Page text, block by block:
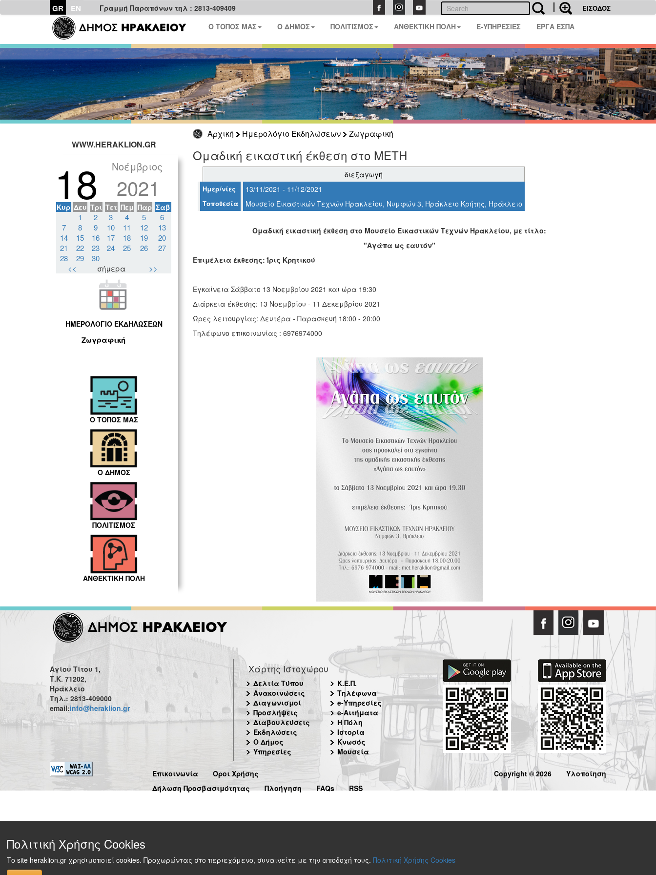
GR EN Γραμμή Παραπόνων τηλ : 2813-409409 ΕΙΣΟΔΟΣ
Ο ΤΟΠΟΣ ΜΑΣ Ο ΔΗΜΟΣ ΠΟΛΙΤΙΣΜΟΣ ΑΝΘΕΚΤΙΚΗ ΠΟΛΗ E-ΥΠΗΡΕΣΙΕΣ ΕΡΓΑ ΕΣΠΑ
Αρχική Ημερολόγιο Εκδηλώσεων
Ζωγραφική
WWW.HERAKLION.GR
18 Νοέμβριος
2021
Κυρ Δευ Τρι Τετ Πεμ Παρ Σαβ
1 2 3 4 5
6
7
8 9 10 11 12
13
14
15 16 17 18 19
20
21
22 23 24 25 26
27
28
29
30
<<
σήμερα >>
ΗΜΕΡΟΛΟΓΙΟ ΕΚΔΗΛΩΣΕΩΝ
Ζωγραφική
Ο ΤΟΠΟΣ ΜΑΣ
Ο ΔΗΜΟΣ
ΠΟΛΙΤΙΣΜΟΣ
ΑΝΘΕΚΤΙΚΗ ΠΟΛΗ
Ομαδική εικαστική έκθεση στο ΜΕΤΗ
διεξαγωγή
Ημερ/νίες 13/11/2021 - 11/12/2021
Τοποθεσία Μουσείο Εικαστικών Τεχνών Ηρακλείου, Νυμφών 3, Ηράκλειο Κρήτης, Ηράκλειο
Ομαδική εικαστική έκθεση στο Μουσείο Εικαστικών Τεχνών Ηρακλείου, με τίτλο:
"Αγάπα ως εαυτόν"
Επιμέλεια έκθεσης: Ίρις Κρητικού
Εγκαίνεια Σάββατο 13 Νοεμβρίου 2021 και ώρα 19:30
Διάρκεια έκθεσης: 13 Νοεμβρίου - 11 Δεκεμβρίου 2021
Ώρες λειτουργίας: Δευτέρα - Παρασκευή 18:00 - 20:00
Τηλέφωνο επικοινωνίας : 6976974000
Αγίου Τίτου 1,
Τ.Κ. 71202,
Ηράκλειο
Τηλ.: 2813-409000
email:info@heraklion.gr
Χάρτης Ιστοχώρου
Δελτία Τύπου
Ανακοινώσεις
Διαγωνισμοί
Προσλήψεις
Διαβουλεύσεις
Εκδηλώσεις
Ο Δήμος
Υπηρεσίες
Κ.Ε.Π.
Τηλέφωνα
e-Υπηρεσίες
e-Αιτήματα
Η Πόλη
Ιστορία
Κνωσός
Μουσεία
Επικοινωνία
Όροι Χρήσης
Δήλωση Προσβασιμότητας
Πλοήγηση FAQs RSS
Copyright © 2026 Υλοποίηση
Πολιτική Χρήσης Cookies
Το site heraklion.gr χρησιμοποιεί cookies. Προχωρώντας στο περιεχόμενο, συναινείτε με την αποδοχή τους. Πολιτική Χρήσης Cookies